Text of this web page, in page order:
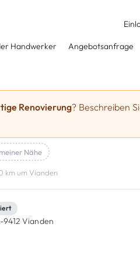
Handwerker Angebotsanfrage
Renovierung? Beschreiben
Nähe
km um Vianden
9412 Vianden